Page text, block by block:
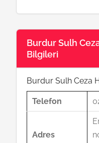
Burdur Sulh
Bilgileri
Burdur Sulh Ceza
Telefon
Adres